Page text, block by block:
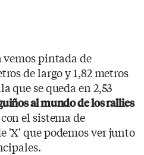
vemos pintada de
de largo y 1,82 metros
que se queda en 2,53
al mundo de los rallies
el sistema de
'X' que podemos ver junto